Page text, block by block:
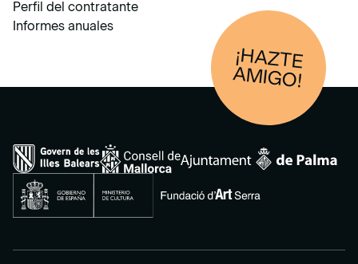
Perfil del contratante
Informes anuales
¡HAZTE
AM
IGO!